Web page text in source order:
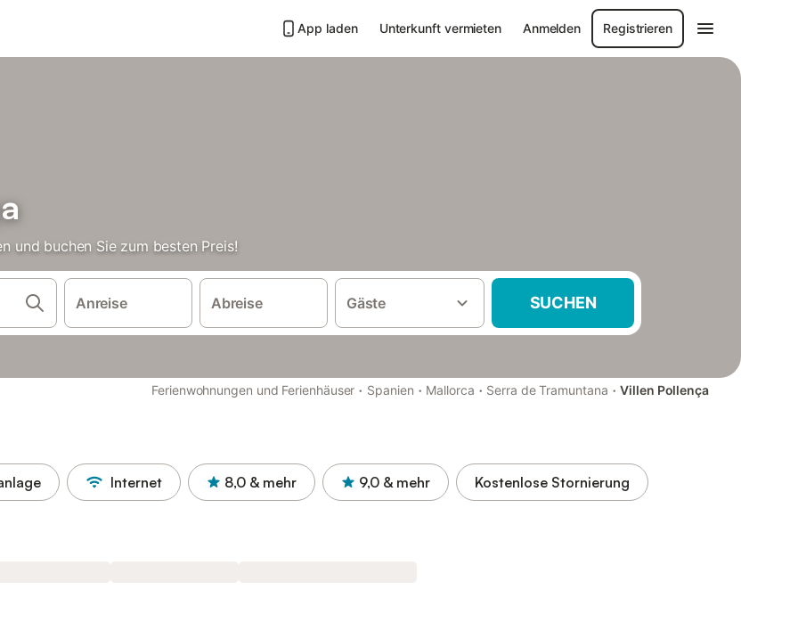
App laden Unterkunft vermieten Anmelden Registrieren
und buchen Sie zum besten Preis!
Anreise Abreise Gäste SUCHEN
Ferienwohnungen und Ferienhäuser · Spanien · Mallorca · Serra de Tramuntana · Villen Pollença
Internet 8,0 & mehr 9,0 & mehr Kostenlose Stornierung